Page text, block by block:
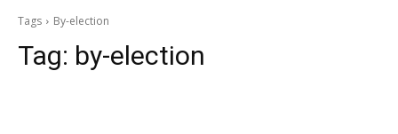
Tags By-election
Tag: by-election